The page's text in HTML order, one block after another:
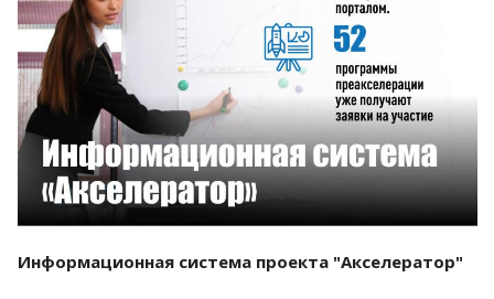
Смотреть проект
Информационная система проекта "Акселератор"